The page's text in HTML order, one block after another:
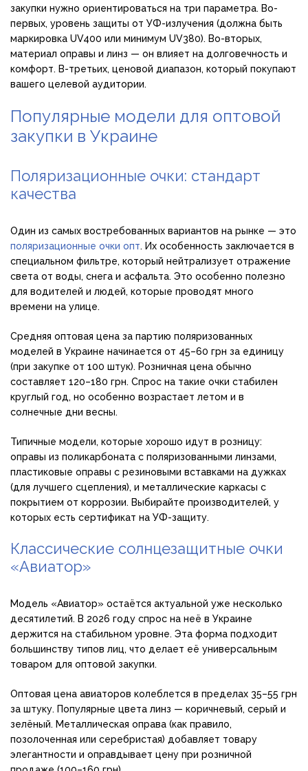
закупки нужно ориентироваться на три параметра. Во-
первых, уровень защиты от УФ-излучения (должна быть
маркировка UV400 или минимум UV380). Во-вторых,
материал оправы и линз — он влияет на долговечность и
комфорт. В-третьих, ценовой диапазон, который покупают
вашего целевой аудитории.
Популярные модели для оптовой
закупки в Украине
Поляризационные очки: стандарт
качества
Один из самых востребованных вариантов на рынке — это
поляризационные очки опт. Их особенность заключается в
специальном фильтре, который нейтрализует отражение
света от воды, снега и асфальта. Это особенно полезно
для водителей и людей, которые проводят много
времени на улице.
Средняя оптовая цена за партию поляризованных
моделей в Украине начинается от 45–60 грн за единицу
(при закупке от 100 штук). Розничная цена обычно
составляет 120–180 грн. Спрос на такие очки стабилен
круглый год, но особенно возрастает летом и в
солнечные дни весны.
Типичные модели, которые хорошо идут в розницу:
оправы из поликарбоната с поляризованными линзами,
пластиковые оправы с резиновыми вставками на дужках
(для лучшего сцепления), и металлические каркасы с
покрытием от коррозии. Выбирайте производителей, у
которых есть сертификат на УФ-защиту.
Классические солнцезащитные очки
«Авиатор»
Модель «Авиатор» остаётся актуальной уже несколько
десятилетий. В 2026 году спрос на неё в Украине
держится на стабильном уровне. Эта форма подходит
большинству типов лиц, что делает её универсальным
товаром для оптовой закупки.
Оптовая цена авиаторов колеблется в пределах 35–55 грн
за штуку. Популярные цвета линз — коричневый, серый и
зелёный. Металлическая оправа (как правило,
позолоченная или серебристая) добавляет товару
элегантности и оправдывает цену при розничной